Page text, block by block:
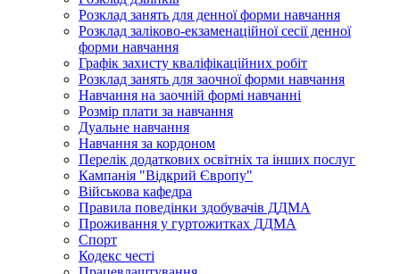
Розклад занять для денної форми навчання
Розклад заліково-екзаменаційної сесії денної
форми навчання
Графік захисту кваліфікаційних робіт
Розклад занять для заочної форми навчання
Навчання на заочній формі навчанні
Розмір плати за навчання
Дуальне навчання
Навчання за кордоном
Перелік додаткових освітніх та інших послуг
Кампанія "Відкрий Європу"
Військова кафедра
Правила поведінки здобувачів ДДМА
Проживання у гуртожитках ДДМА
Спорт
Кодекс честі